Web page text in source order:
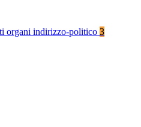
organi indirizzo-politico 3